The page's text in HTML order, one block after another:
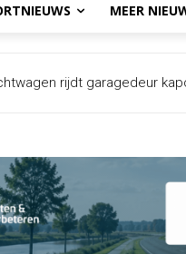
MEER
rijdt garagedeur